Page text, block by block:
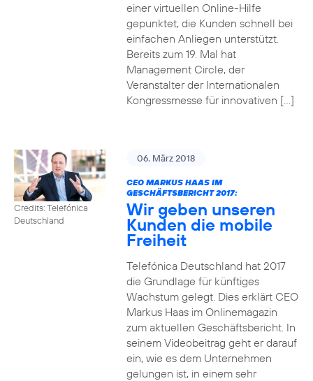
einer virtuellen Online-Hilfe
gepunktet, die Kunden schnell bei
einfachen Anliegen unterstützt.
Bereits zum 19. Mal hat
Management Circle, der
Veranstalter der Internationalen
Kongressmesse für innovativen […]
Credits: Telefónica
Deutschland
06. März 2018
CEO MARKUS HAAS IM
GESCHÄFTSBERICHT 2017:
Wir geben unseren
Kunden die mobile
Freiheit
Telefónica Deutschland hat 2017
die Grundlage für künftiges
Wachstum gelegt. Dies erklärt CEO
Markus Haas im Onlinemagazin
zum aktuellen Geschäftsbericht. In
seinem Videobeitrag geht er darauf
ein, wie es dem Unternehmen
gelungen ist, in einem sehr